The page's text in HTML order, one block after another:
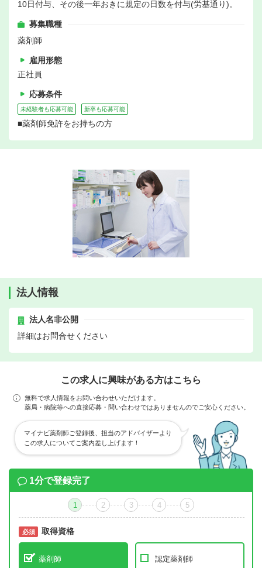
10日付与、その後一年おきに規定の日数を付与(労基通り)。
募集職種
薬剤師
雇用形態
正社員
応募条件
未経験者も応募可能 新卒も応募可能
■薬剤師免許をお持ちの方
法人情報
法人名非公開
詳細はお問合せください
この求人に興味がある方はこちら
無料で求人情報をお問い合わせいただけます。
薬局・病院等への直接応募・問い合わせではありませんのでご安心ください。
マイナビ薬剤師ご登録後、担当のアドバイザーより
この求人についてご案内差し上げます！
1分で登録完了
1 2 3 4 5
必須 取得資格
薬剤師 認定薬剤師